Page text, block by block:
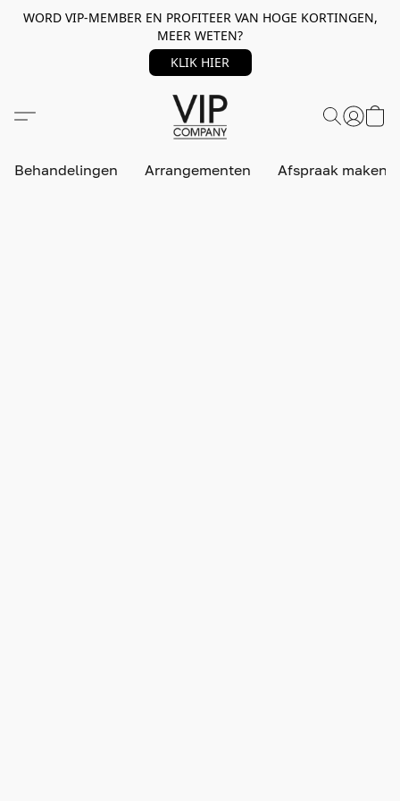
WORD VIP-MEMBER EN PROFITEER VAN HOGE KORTINGEN,
MEER WETEN?
KLIK HIER
Behandelingen Arrangementen Afspraak maken